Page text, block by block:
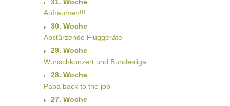
31. Woche
Aufräumen!!!
30. Woche
Abstürzende Fluggeräte
29. Woche
Wunschkonzert und Bundesliga
28. Woche
Papa back to the job
27. Woche